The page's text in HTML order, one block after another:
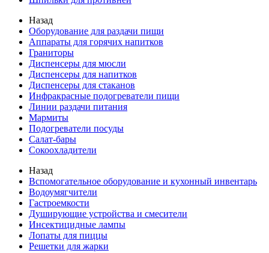
Назад
Оборудование для раздачи пищи
Аппараты для горячих напитков
Граниторы
Диспенсеры для мюсли
Диспенсеры для напитков
Диспенсеры для стаканов
Инфракрасные подогреватели пищи
Линии раздачи питания
Мармиты
Подогреватели посуды
Салат-бары
Сокоохладители
Назад
Вспомогательное оборудование и кухонный инвентарь
Водоумягчители
Гастроемкости
Душирующие устройства и смесители
Инсектицидные лампы
Лопаты для пиццы
Решетки для жарки